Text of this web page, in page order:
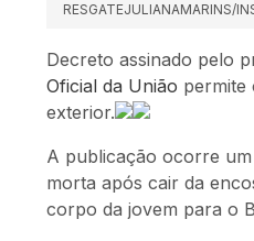
RESGATEJULIANAMARINS/
Decreto assinado pelo
Oficial da União permite
exterior.
A publicação ocorre
morta após cair da
corpo da jovem para o